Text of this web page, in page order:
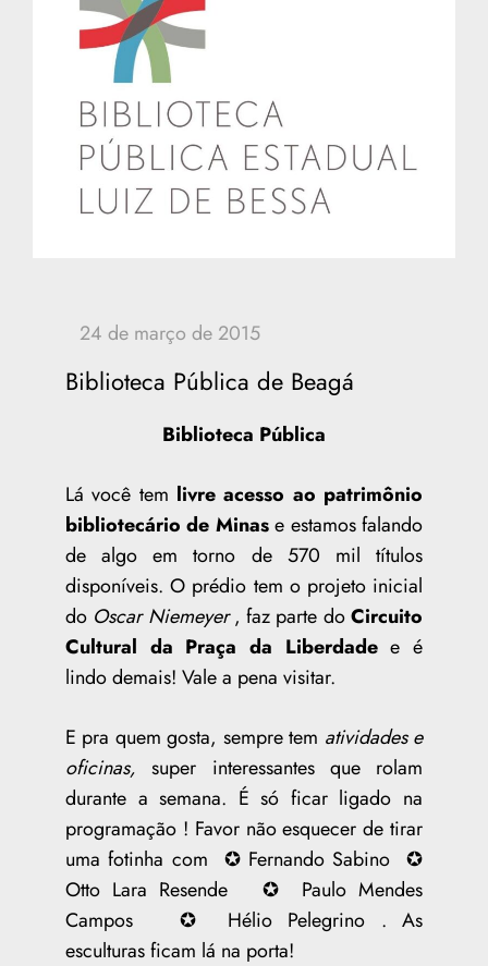
Biblioteca Pública de Beagá
Biblioteca Pública
Lá você tem livre acesso ao patrimônio
bibliotecário de Minase estamos falando
de algo em torno de 570 mil títulos
disponíveis. O prédio tem o projeto inicial
do Oscar Niemeyer, faz parte doCircuito
Cultural da Praça da Liberdadee é
lindo demais! Vale a pena visitar.
E pra quem gosta, sempre tem atividades e
oficinas, super interessantes que rolam
durante a semana. É só ficar ligado na
programação ! Favor não esquecer de tirar
uma fotinha com ✪ Fernando Sabino ✪
Otto Lara Resende ✪ Paulo Mendes
Campos ✪ Hélio Pelegrino . As
esculturas ficam lá na porta!